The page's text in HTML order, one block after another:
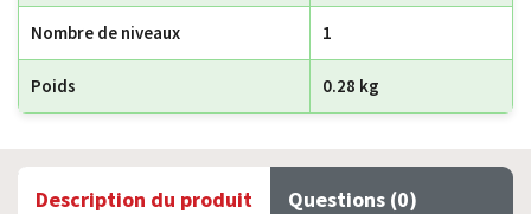
Nombre de niveaux 1
Poids 0.28 kg
Description du produit Questions (0)